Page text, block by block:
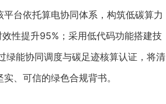
台依托算电协同体系，构筑低碳算力
性提升95%；采用低代码功能搭建技
绿能协同调度与碳足迹核算认证，将清
、可信的绿色合规背书。